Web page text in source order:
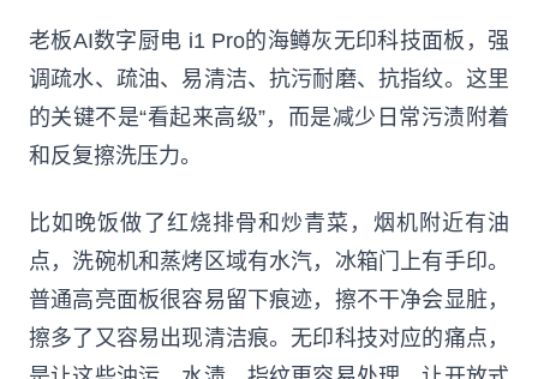
老板AI数字厨电 i1 Pro的海鳟灰无印科技面板，强
调疏水、疏油、易清洁、抗污耐磨、抗指纹。这里
的关键不是“看起来高级”，而是减少日常污渍附着
和反复擦洗压力。
比如晚饭做了红烧排骨和炒青菜，烟机附近有油
点，洗碗机和蒸烤区域有水汽，冰箱门上有手印。
普通高亮面板很容易留下痕迹，擦不干净会显脏，
擦多了又容易出现清洁痕。无印科技对应的痛点，